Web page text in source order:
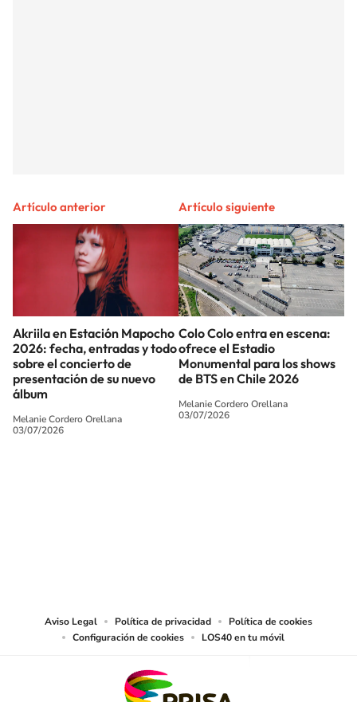
Artículo anterior
Akriila en Estación Mapocho
2026: fecha, entradas y todo
sobre el concierto de
presentación de su nuevo
álbum
Melanie Cordero Orellana
03/07/2026
Artículo siguiente
Colo Colo entra en escena:
ofrece el Estadio
Monumental para los shows
de BTS en Chile 2026
Melanie Cordero Orellana
03/07/2026
Aviso Legal Política de privacidad
Política de cookies
Configuración de cookies
LOS40 en tu móvil